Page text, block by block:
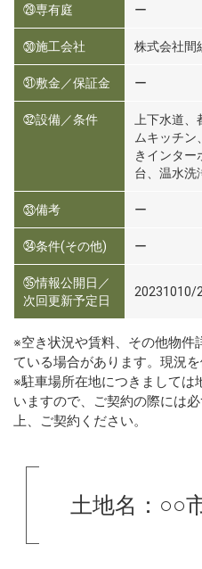
㉙専有庭 ー
㉚施工会社 株式会社間
㉛敷金／保証金 ー
㉜設備／条件
上下水道
ムキッチ
きインター
台、温水洗
㉝備考 ー
㉞条件(その他) ー
㉟情報公開日／
次回更新予定日
20231010/
※空き状況や賃料、その他物件
ている場合があります。現況
※駐車場所在地につきましては
いますので、ご契約の際には
上、ご契約ください。
土地名：○○